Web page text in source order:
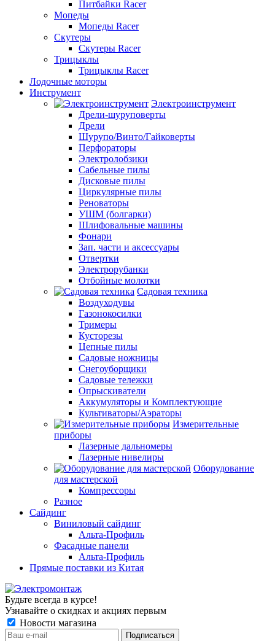
Питбайки Racer
Мопеды
Мопеды Racer
Скутеры
Скутеры Racer
Трицыклы
Трицыклы Racer
Лодочные моторы
Инструмент
Электроинструмент
Дрели-шуруповерты
Дрели
Шурупо/Винто/Гайковерты
Перфораторы
Электролобзики
Сабельные пилы
Дисковые пилы
Циркулярные пилы
Реноваторы
УШМ (болгарки)
Шлифовальные машины
Фонари
Зап. части и аксессуары
Отвертки
Электрорубанки
Отбойные молотки
Садовая техника
Воздуходувы
Газонокосилки
Тримеры
Кусторезы
Цепные пилы
Садовые ножницы
Снегоуборщики
Садовые тележки
Опрыскиватели
Аккумуляторы и Комплектующие
Культиваторы/Аэраторы
Измерительные
приборы
Лазерные дальномеры
Лазерные нивелиры
Оборудование
для мастерской
Компрессоры
Разное
Сайдинг
Виниловый сайдинг
Альта-Профиль
Фасадные панели
Альта-Профиль
Прямые поставки из Китая
Будьте всегда в курсе!
Узнавайте о скидках и акциях первым
Новости магазина